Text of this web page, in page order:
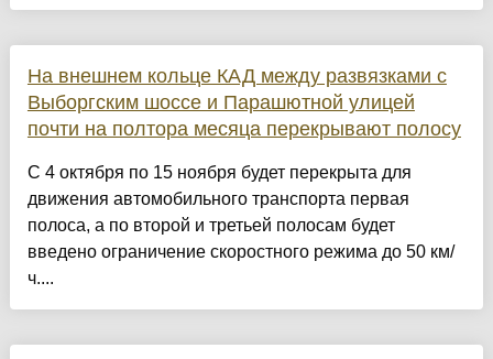
На внешнем кольце КАД между развязками с
Выборгским шоссе и Парашютной улицей
почти на полтора месяца перекрывают полосу
С 4 октября по 15 ноября будет перекрыта для
движения автомобильного транспорта первая
полоса, а по второй и третьей полосам будет
введено ограничение скоростного режима до 50 км/
ч....